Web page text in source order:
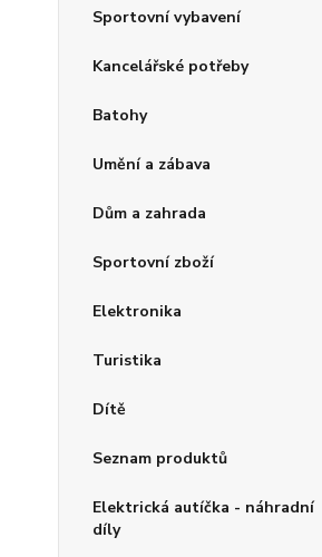
Sportovní vybavení
Kancelářské potřeby
Batohy
Umění a zábava
Dům a zahrada
Sportovní zboží
Elektronika
Turistika
Dítě
Seznam produktů
Elektrická autíčka - náhradní
díly